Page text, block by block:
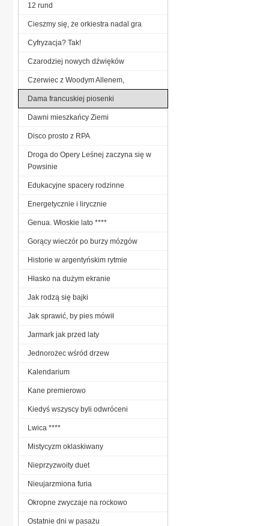
12 rund
Cieszmy się, że orkiestra nadal gra
Cyfryzacja? Tak!
Czarodziej nowych dźwięków
Czerwiec z Woodym Allenem,
Dama francuskiej piosenki
Dawni mieszkańcy Ziemi
Disco prosto z RPA
Droga do Opery Leśnej zaczyna się w
Powsinie
Edukacyjne spacery rodzinne
Energetycznie i lirycznie
Genua. Włoskie lato ****
Gorący wieczór po burzy mózgów
Historie w argentyńskim rytmie
Hłasko na dużym ekranie
Jak rodzą się bajki
Jak sprawić, by pies mówił
Jarmark jak przed laty
Jednorożec wśród drzew
Kalendarium
Kane premierowo
Kiedyś wszyscy byli odwróceni
Lwica ****
Mistycyzm oklaskiwany
Nieprzyzwoity duet
Nieujarzmiona furia
Okropne zwyczaje na rockowo
Ostatnie dni w pasażu